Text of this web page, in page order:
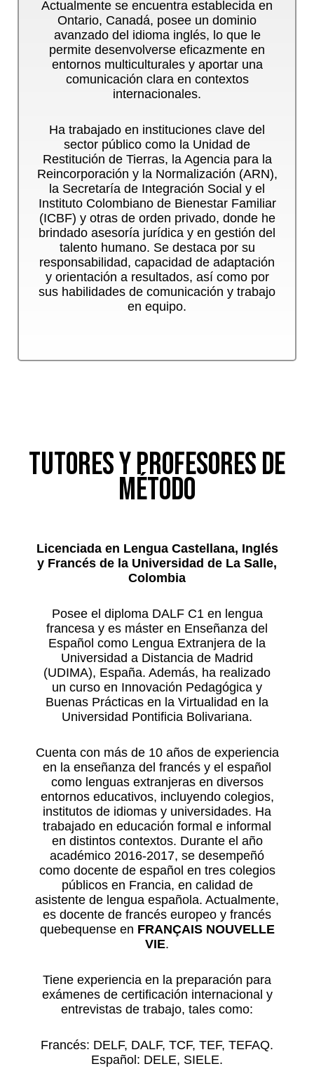
Actualmente se encuentra establecida en
Ontario, Canadá, posee un dominio
avanzado del idioma inglés, lo que le
permite desenvolverse eficazmente en
entornos multiculturales y aportar una
comunicación clara en contextos
internacionales.
Ha trabajado en instituciones clave del
sector público como la Unidad de
Restitución de Tierras, la Agencia para la
Reincorporación y la Normalización (ARN),
la Secretaría de Integración Social y el
Instituto Colombiano de Bienestar Familiar
(ICBF) y otras de orden privado, donde he
brindado asesoría jurídica y en gestión del
talento humano. Se destaca por su
responsabilidad, capacidad de adaptación
y orientación a resultados, así como por
sus habilidades de comunicación y trabajo
en equipo.
TUTORES Y PROFESORES DE
MÉTODO
Licenciada en Lengua Castellana, Inglés
y Francés de la Universidad de La Salle,
Colombia
Posee el diploma DALF C1 en lengua
francesa y es máster en Enseñanza del
Español como Lengua Extranjera de la
Universidad a Distancia de Madrid
(UDIMA), España. Además, ha realizado
un curso en Innovación Pedagógica y
Buenas Prácticas en la Virtualidad en la
Universidad Pontificia Bolivariana.
Cuenta con más de 10 años de experiencia
en la enseñanza del francés y el español
como lenguas extranjeras en diversos
entornos educativos, incluyendo colegios,
institutos de idiomas y universidades. Ha
trabajado en educación formal e informal
en distintos contextos. Durante el año
académico 2016-2017, se desempeñó
como docente de español en tres colegios
públicos en Francia, en calidad de
asistente de lengua española. Actualmente,
es docente de francés europeo y francés
quebequense en FRANÇAIS NOUVELLE
VIE.
Tiene experiencia en la preparación para
exámenes de certificación internacional y
entrevistas de trabajo, tales como:
Francés: DELF, DALF, TCF, TEF, TEFAQ.
Español: DELE, SIELE.